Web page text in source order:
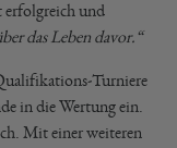
erfolgreich und
das Leben davor.“
Turniere
in die Wertung ein.
Mit einer weiteren